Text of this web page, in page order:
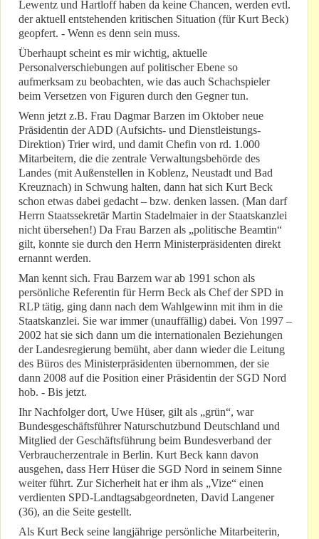
Lewentz und Hartloff haben da keine Chancen, werden evtl.
der aktuell entstehenden kritischen Situation (für Kurt Beck)
geopfert. - Wenn es denn sein muss.
Überhaupt scheint es mir wichtig, aktuelle
Personalverschiebungen auf politischer Ebene so
aufmerksam zu beobachten, wie das auch Schachspieler
beim Versetzen von Figuren durch den Gegner tun.
Wenn jetzt z.B. Frau Dagmar Barzen im Oktober neue
Präsidentin der ADD (Aufsichts- und Dienstleistungs-
Direktion) Trier wird, und damit Chefin von rd. 1.000
Mitarbeitern, die die zentrale Verwaltungsbehörde des
Landes (mit Außenstellen in Koblenz, Neustadt und Bad
Kreuznach) in Schwung halten, dann hat sich Kurt Beck
schon etwas dabei gedacht – bzw. denken lassen. (Man darf
Herrn Staatssekretär Martin Stadelmaier in der Staatskanzlei
nicht übersehen!) Da Frau Barzen als „politische Beamtin“
gilt, konnte sie durch den Herrn Ministerpräsidenten direkt
ernannt werden.
Man kennt sich. Frau Barzem war ab 1991 schon als
persönliche Referentin für Herrn Beck als Chef der SPD in
RLP tätig, ging dann nach dem Wahlgewinn mit ihm in die
Staatskanzlei. Sie war immer (unauffällig) dabei. Von 1997 –
2002 hat sie sich dann um die internationalen Beziehungen
der Landesregierung bemüht, aber dann wieder die Leitung
des Büros des Ministerpräsidenten übernommen, der sie
dann 2008 auf die Position einer Präsidentin der SGD Nord
hob. - Bis jetzt.
Ihr Nachfolger dort, Uwe Hüser, gilt als „grün“, war
Bundesgeschäftsführer Naturschutzbund Deutschland und
Mitglied der Geschäftsführung beim Bundesverband der
Verbraucherzentrale in Berlin. Kurt Beck kann davon
ausgehen, dass Herr Hüser die SGD Nord in seinem Sinne
weiter führt. Zur Sicherheit hat er ihm als „Vize“ einen
verdienten SPD-Landtagsabgeordneten, David Langener
(36), an die Seite gestellt.
Als Kurt Beck seine langjährige persönliche Mitarbeiterin,